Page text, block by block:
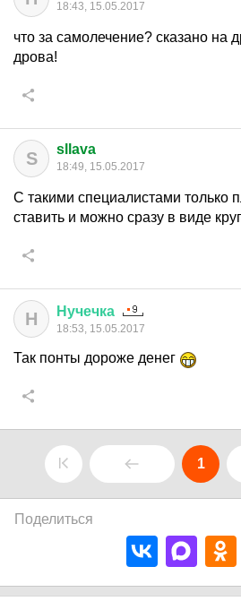
18:43, 15.05.2017
что за самолечение? сказано на
дрова!
S sllava
18:49, 15.05.2017
С такими специалистами только
ставить и можно сразу в виде
Н Нучечка
18:53, 15.05.2017
Так понты дороже денег
1
Поделиться